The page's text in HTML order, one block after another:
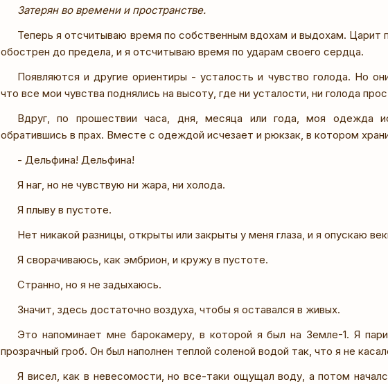
Затерян во времени и пространстве.
Теперь я отсчитываю время по собственным вдохам и выдохам. Царит
обострен до предела, и я отсчитываю время по ударам своего сердца.
Появляются и другие ориентиры - усталость и чувство голода. Но
что все мои чувства поднялись на высоту, где ни усталости, ни голода
Вдруг, по прошествии часа, дня, месяца или года, моя одежда
обратившись в прах. Вместе с одеждой исчезает и рюкзак, в котором
- Дельфина! Дельфина!
Я наг, но не чувствую ни жара, ни холода.
Я плыву в пустоте.
Нет никакой разницы, открыты или закрыты у меня глаза, и я опускаю
Я сворачиваюсь, как эмбрион, и кружу в пустоте.
Странно, но я не задыхаюсь.
Значит, здесь достаточно воздуха, чтобы я оставался в живых.
Это напоминает мне барокамеру, в которой я был на Земле-1. Я
прозрачный гроб. Он был наполнен теплой соленой водой так, что я не
Я висел, как в невесомости, но все-таки ощущал воду, а потом